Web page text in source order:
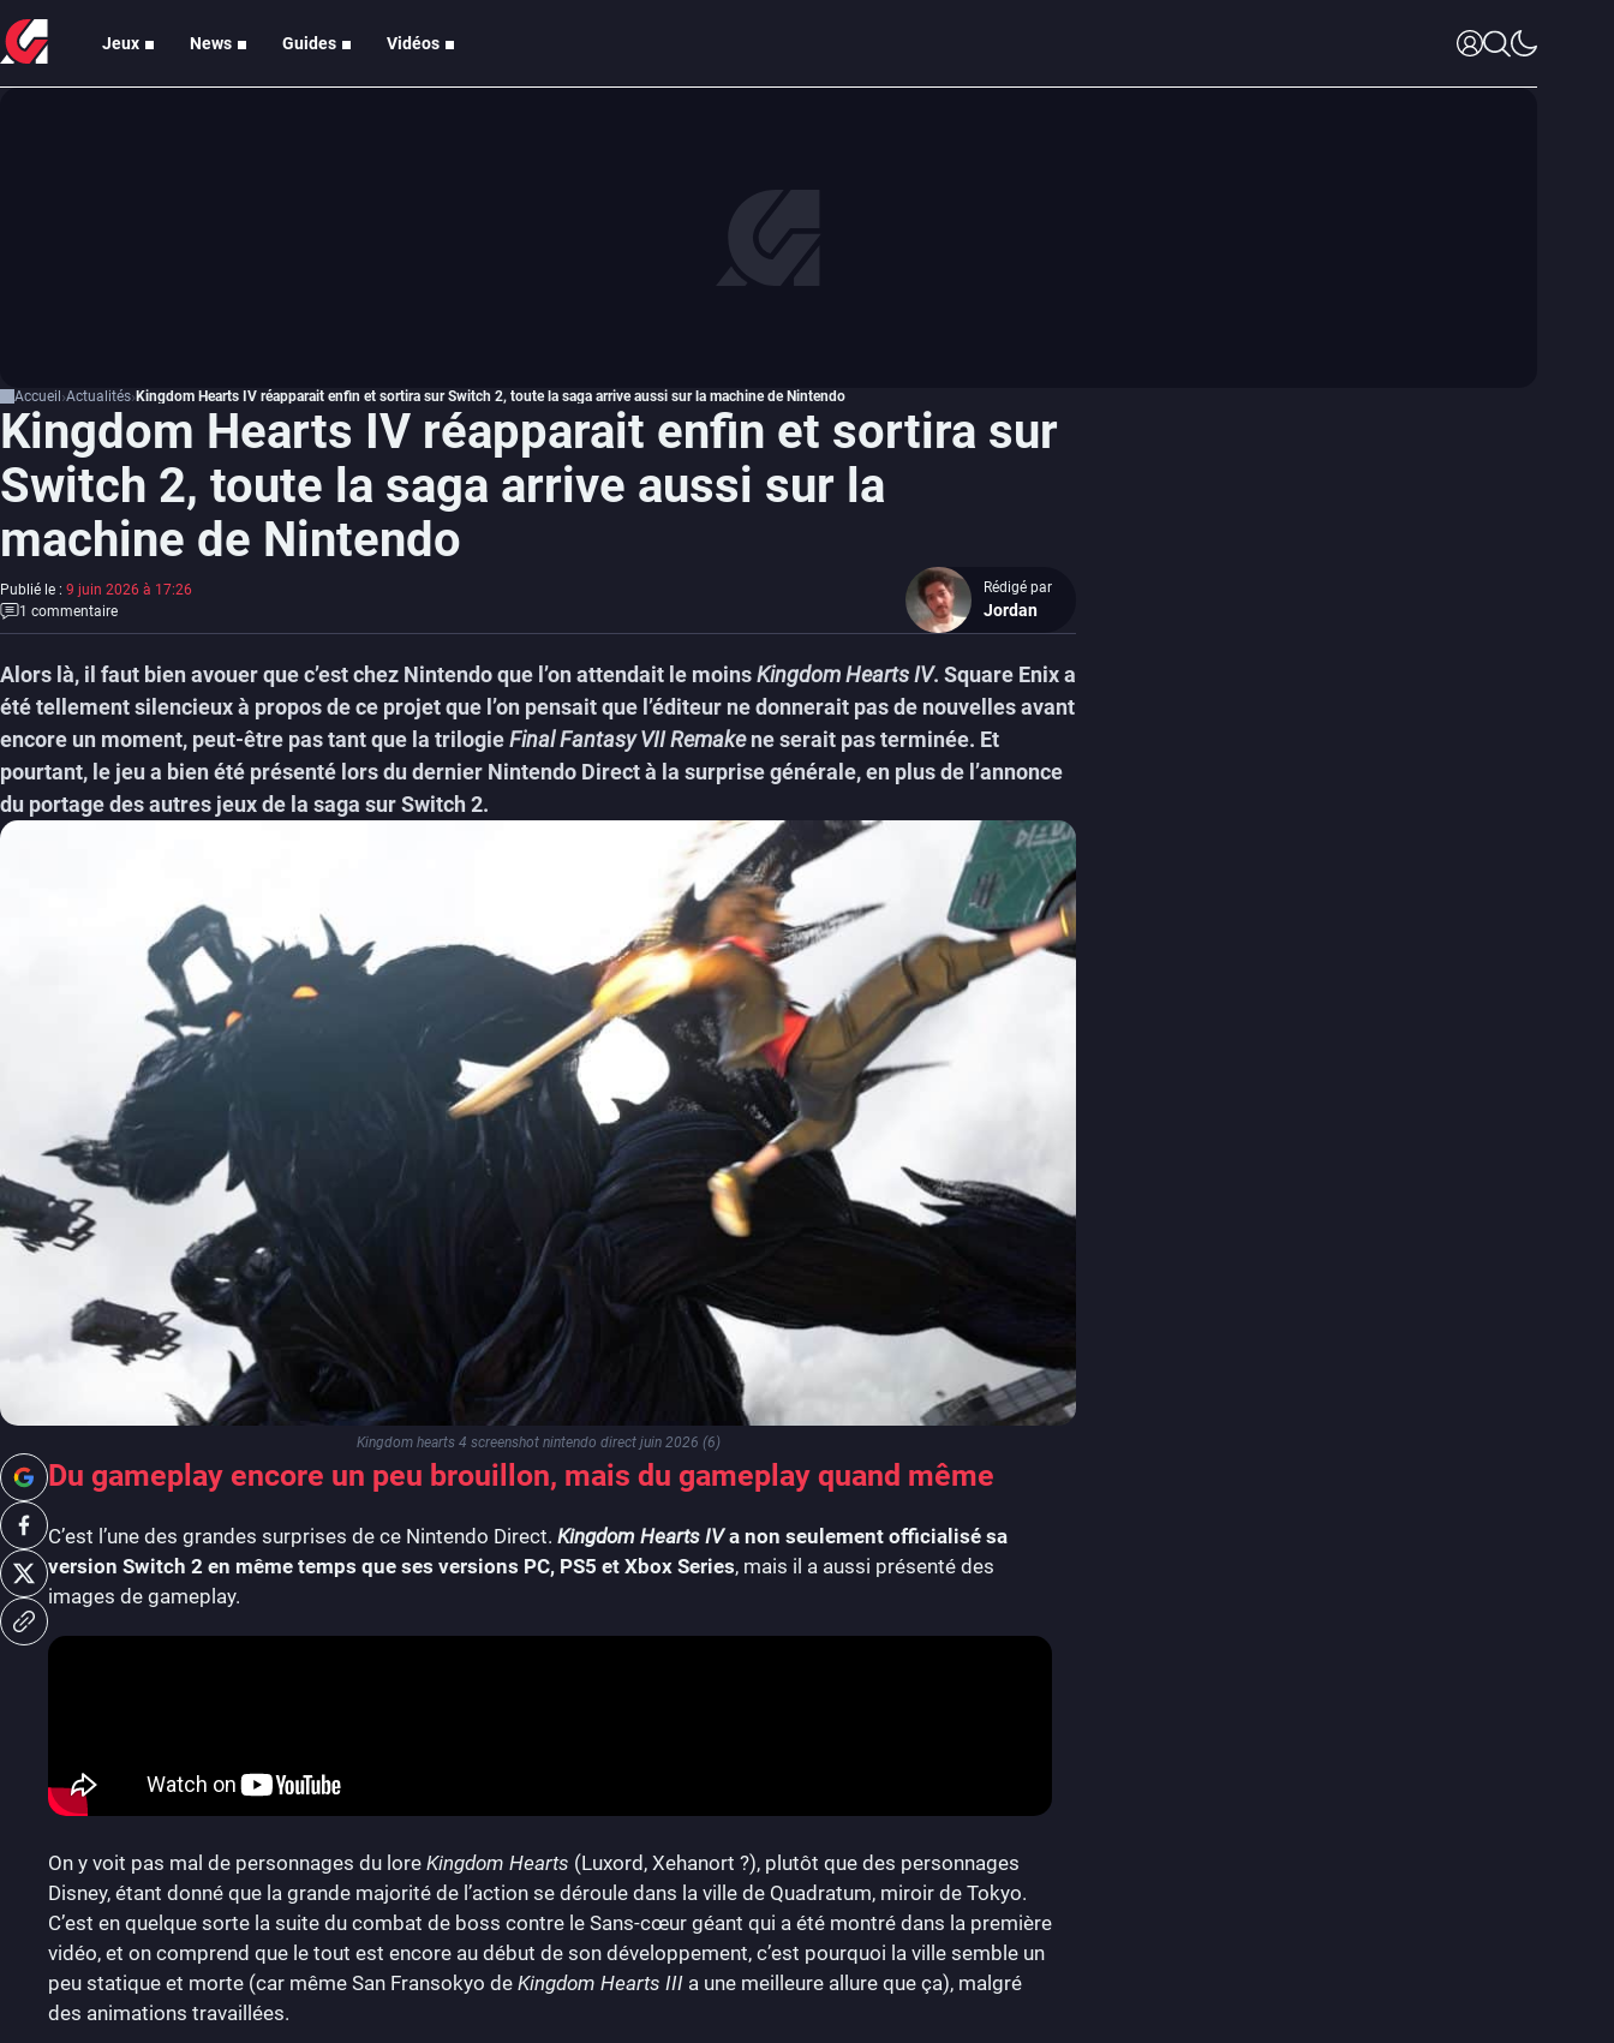
Jeux News Guides Vidéos
Accueil Actualités Kingdom Hearts IV réapparait enfin et sortira sur Switch 2, toute la saga arrive aussi sur la machine de Nintendo
Kingdom Hearts IV réapparait enfin et sortira sur
Switch 2, toute la saga arrive aussi sur la
machine de Nintendo
Publié le : 9 juin 2026 à 17:26
1 commentaire
Rédigé par
Jordan
Alors là, il faut bien avouer que c’est chez Nintendo que l’on attendait le moinsKingdom Hearts IV. Square Enix a
été tellement silencieux à propos de ce projet que l’on pensait que l’éditeur ne donnerait pas de nouvelles avant
encore un moment, peut-être pas tant que la trilogieFinal Fantasy VII Remakene serait pas terminée. Et
pourtant, le jeu a bien été présenté lors du dernier Nintendo Direct à la surprise générale, en plus de l’annonce
du portage des autres jeux de la saga sur Switch 2.
Kingdom hearts 4 screenshot nintendo direct juin 2026 (6)
Du gameplay encore un peu brouillon, mais du gameplay quand même
C’est l’une des grandes surprises de ce Nintendo Direct. Kingdom Hearts IVa non seulement officialisé sa
version Switch 2 en même temps que ses versions PC, PS5 et Xbox Series, mais il a aussi présenté des
images de gameplay.
On y voit pas mal de personnages du lore Kingdom Hearts (Luxord, Xehanort ?), plutôt que des personnages
Disney, étant donné que la grande majorité de l’action se déroule dans la ville de Quadratum, miroir de Tokyo.
C’est en quelque sorte la suite du combat de boss contre le Sans-cœur géant qui a été montré dans la première
vidéo, et on comprend que le tout est encore au début de son développement, c’est pourquoi la ville semble un
peu statique et morte (car même San Fransokyo de Kingdom Hearts III a une meilleure allure que ça), malgré
des animations travaillées.